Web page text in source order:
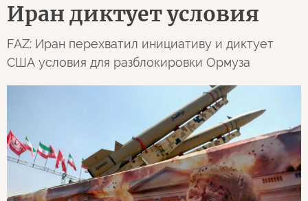
Иран диктует условия
FAZ: Иран перехватил инициативу и диктует
США условия для разблокировки Ормуза